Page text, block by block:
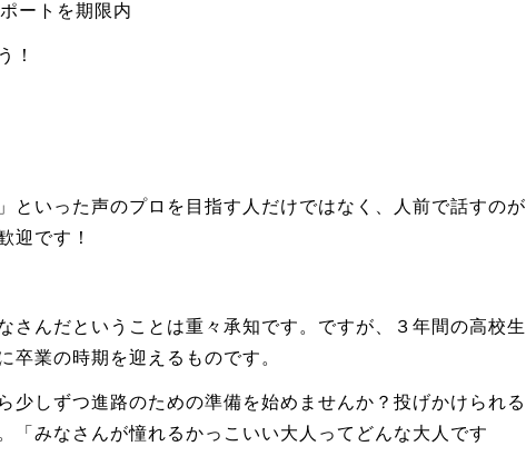
ートを期限内
！
といった声のプロを目指す人だけではなく、人前で話すのが
迎です！
さんだということは重々承知です。ですが、３年間の高校生
卒業の時期を迎えるものです。
少しずつ進路のための準備を始めませんか？投げかけられる
「みなさんが憧れるかっこいい大人ってどんな大人です